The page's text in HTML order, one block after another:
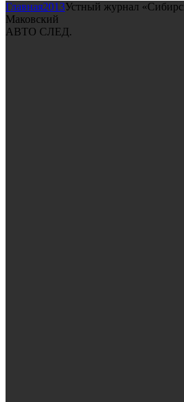
Главная2013Устный журнал
Маковский
АВТО СЛЕД.